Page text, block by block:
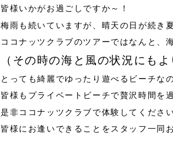
皆様いかがお過ごしですか～！
梅雨も続いていますが、晴天の日が続き
ココナッツクラブのツアーではなんと、
（その時の海と風の状況にもよ
とっても綺麗でゆったり遊べるビーチな
皆様もプライベートビーチで贅沢時間を
是非ココナッツクラブで体験してください
皆様にお逢いできることをスタッフ一同